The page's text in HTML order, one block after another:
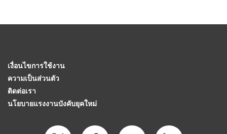
เงื่อนไขการใช้งาน
ความเป็นส่วนตัว
ติดต่อเรา
นโยบายแรงงานบังคับยุคใหม่